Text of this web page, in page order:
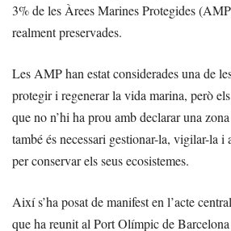
3% de les Àrees Marines Protegides
realment preservades.
Les AMP han estat considerades una de
protegir i regenerar la vida marina, però
que no n’hi ha prou amb declarar una
també és necessari gestionar-la, vigilar-la i
per conservar els seus ecosistemes.
Així s’ha posat de manifest en l’acte
que ha reunit al Port Olímpic de